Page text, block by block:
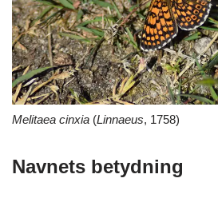
Melitaea cinxia (Linnaeus, 1758)
Navnets betydning